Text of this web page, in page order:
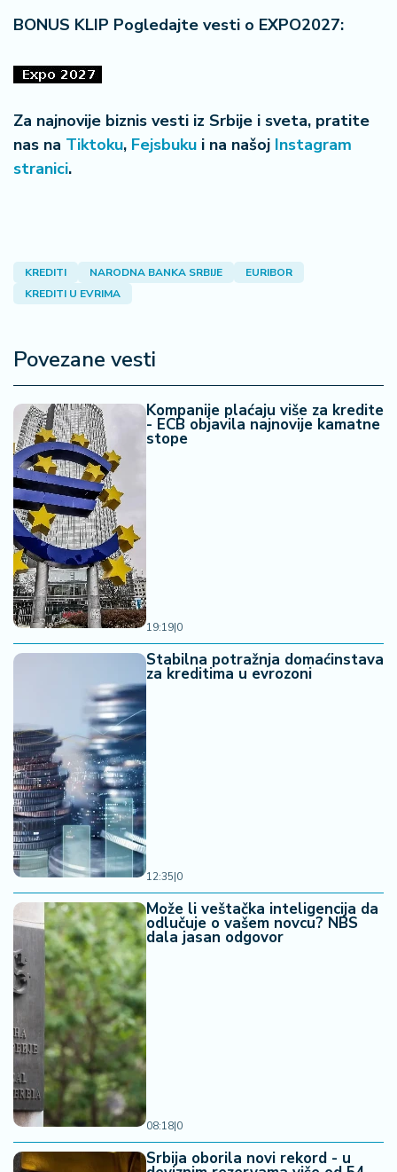
BONUS KLIP Pogledajte vesti o EXPO2027:
Za najnovije biznis vesti iz Srbije i sveta, pratite
nas na Tiktoku, Fejsbuku i na našoj Instagram
stranici.
KREDITI NARODNA BANKA SRBIJE
EURIBOR
KREDITI U EVRIMA
Povezane vesti
Kompanije plaćaju više za kredite
- ECB objavila najnovije kamatne
stope
19:19|0
Stabilna potražnja domaćinstava
za kreditima u evrozoni
12:35|0
Može li veštačka inteligencija da
odlučuje o vašem novcu? NBS
dala jasan odgovor
08:18|0
Srbija oborila novi rekord - u